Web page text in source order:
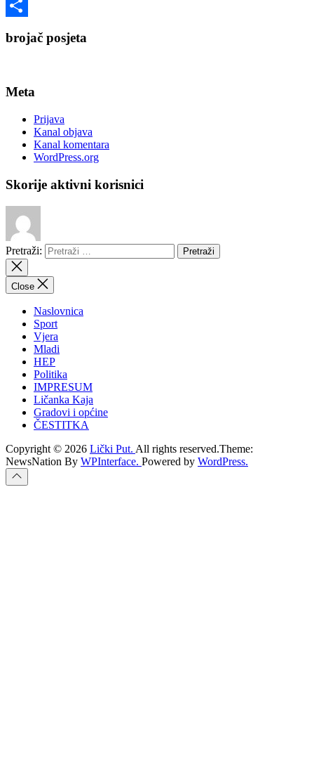
Twitter
brojač posjeta
Meta
Prijava
Kanal objava
Kanal komentara
WordPress.org
Skorije aktivni korisnici
Pretraži:
Close
Naslovnica
Sport
Vjera
Mladi
HEP
Politika
IMPRESUM
Ličanka Kaja
Gradovi i općine
ČESTITKA
Copyright © 2026 Lički Put. All rights reserved.Theme:
NewsNation By WPInterface. Powered by WordPress.